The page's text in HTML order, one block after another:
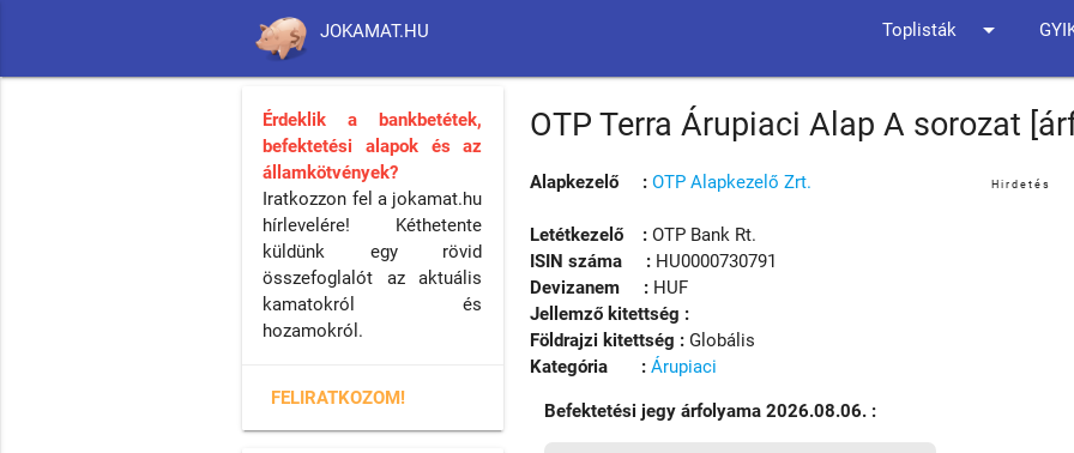
JOKAMAT.HU Toplisták arrow_drop_down
OTP Terra Árupiaci Alap A sorozat
Hirdetés
Alapkezelő : OTP Alapkezelő Zrt.
Letétkezelő : OTP Bank Rt.
ISIN száma : HU0000730791
Devizanem : HUF
Jellemző kitettség :
Földrajzi kitettség :Globális
Kategória : Árupiaci
Befektetési jegy árfolyama 2026.08.06. :
Érdeklik a bankbetétek,
befektetési alapok és az
államkötvények?
Iratkozzon fel a jokamat.hu
hírlevelére! Kéthetente
küldünk egy rövid
összefoglalót az aktuális
kamatokról és
hozamokról.
FELIRATKOZOM!